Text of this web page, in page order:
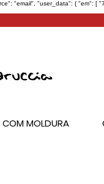
"email", "user_data": { "em":
MOLDURA